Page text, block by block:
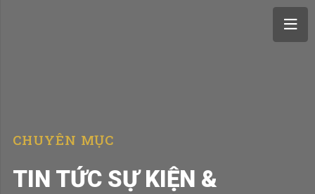
TIN TỨC SỰ KIỆN &
CHUYÊN MỤC